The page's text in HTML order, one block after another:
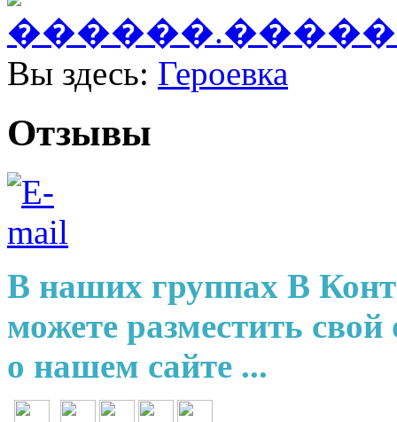
Вы здесь: Героевка
Отзывы
В наших группах В
можете разместить
о нашем сайте ...